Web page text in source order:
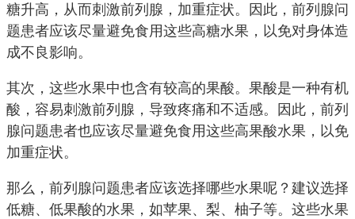
糖升高，从而刺激前列腺，加重症状。因此，前列腺问
题患者应该尽量避免食用这些高糖水果，以免对身体造
成不良影响。
其次，这些水果中也含有较高的果酸。果酸是一种有机
酸，容易刺激前列腺，导致疼痛和不适感。因此，前列
腺问题患者也应该尽量避免食用这些高果酸水果，以免
加重症状。
那么，前列腺问题患者应该选择哪些水果呢？建议选择
低糖、低果酸的水果，如苹果、梨、柚子等。这些水果